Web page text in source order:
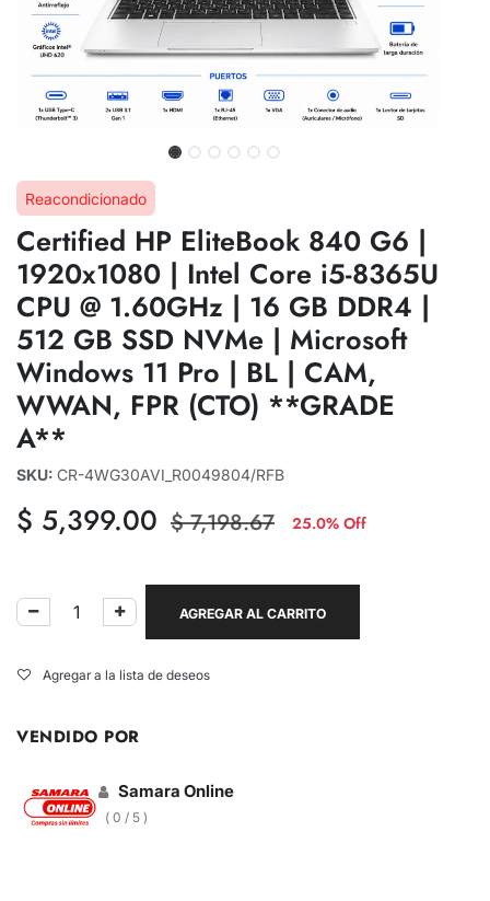
Reacondicionado
Certified HP EliteBook 840 G6 |
1920x1080 | Intel Core i5-8365U
CPU @ 1.60GHz | 16 GB DDR4 |
512 GB SSD NVMe | Microsoft
Windows 11 Pro | BL | CAM,
WWAN, FPR (CTO) **GRADE
A**
SKU: CR-4WG30AVI_R0049804/RFB
$ 5,399.00 $7,198.67 25.0% Off
AGREGAR AL CARRITO
Agregar a la lista de deseos
VENDIDO POR
Samara Online
( 0 / 5 )